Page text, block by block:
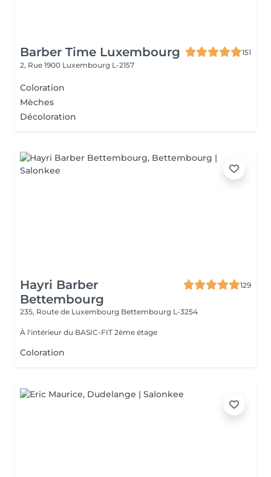
Barber Time Luxembourg
151
2, Rue 1900 Luxembourg L-2157
Coloration
Mèches
Décoloration
Hayri Barber
Bettembourg
129
235, Route de Luxembourg Bettembourg L-3254
À l'intérieur du BASIC-FIT 2ème étage
Coloration